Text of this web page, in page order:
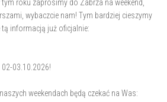
tym roku zaprosimy do Zabrza na weekend,
wybaczcie nam! Tym bardziej cieszymy
informacją już oficjalnie:
02-03.10.2026!
weekendach będą czekać na Was: